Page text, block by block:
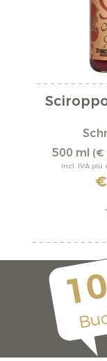
500 ml (€
incl. IVA più